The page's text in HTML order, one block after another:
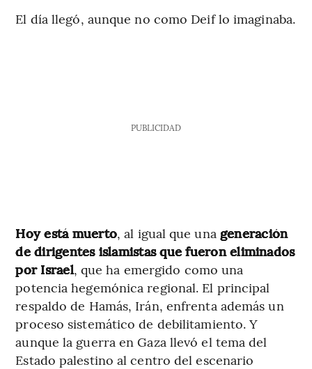
El día llegó, aunque no como Deif lo imaginaba.
PUBLICIDAD
Hoy está muerto, al igual que una generación
de dirigentes islamistas que fueron eliminados
por Israel, que ha emergido como una
potencia hegemónica regional. El principal
respaldo de Hamás, Irán, enfrenta además un
proceso sistemático de debilitamiento. Y
aunque la guerra en Gaza llevó el tema del
Estado palestino al centro del escenario